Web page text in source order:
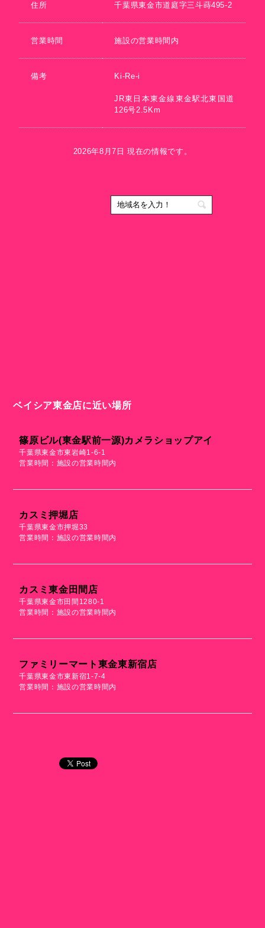
住所 千葉県東金市道庭字三斗蒔495-2
営業時間 施設の営業時間内
備考 Ki-Re-i
JR東日本東金線東金駅北東国道
126号2.5Km
2026年8月7日 現在の情報です。
ベイシア東金店に近い場所
篠原ビル(東金駅前一源)カメラショップアイ
千葉県東金市東岩崎1-6-1
営業時間：施設の営業時間内
カスミ押堀店
千葉県東金市押堀33
営業時間：施設の営業時間内
カスミ東金田間店
千葉県東金市田間1280-1
営業時間：施設の営業時間内
ファミリーマート東金東新宿店
千葉県東金市東新宿1-7-4
営業時間：施設の営業時間内